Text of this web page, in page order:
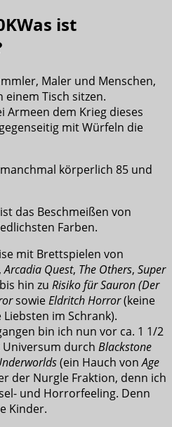
Was ist
Maler und Menschen,
Tisch sitzen.
Armeen dem Krieg dieses
mit Würfeln die
körperlich 85 und
das Beschmeißen von
Farben.
mit Brettspielen von
,Arcadia Quest, The Others, Super
hin zu Risiko für Sauron (Der
sowieEldritch Horror(keine
im Schrank).
bin ich nun vor ca. 1 1/2
Universum durch Blackstone
(ein Hauch vonAge
der Nurgle Fraktion, denn ich
und Horrorfeeling. Denn
Kinder.